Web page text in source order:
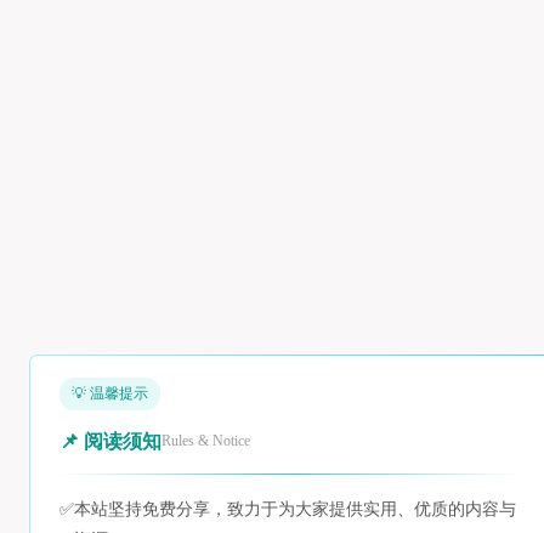
💡 温馨提示
📌 阅读须知Rules & Notice
✅本站坚持免费分享，致力于为大家提供实用、优质的内容与